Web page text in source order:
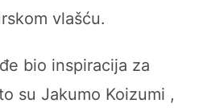
vlašću.
bio inspiracija za
su Jakumo Koizumi ,